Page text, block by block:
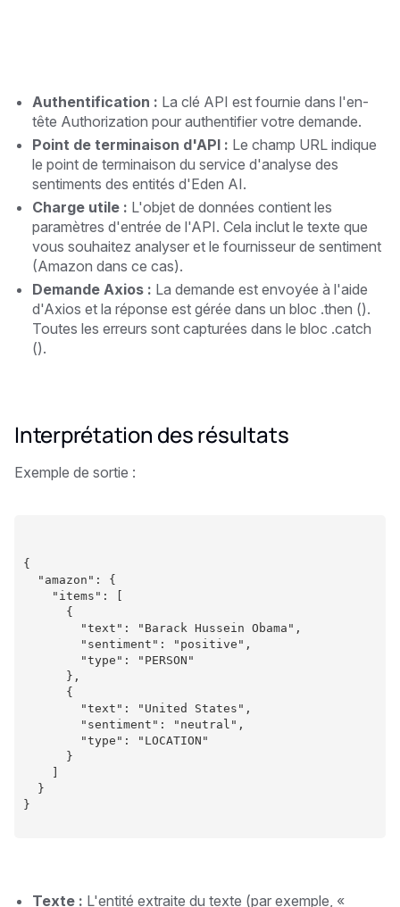
Authentification : La clé API est fournie dans l'en-
tête Authorization pour authentifier votre demande.
Point de terminaison d'API : Le champ URL indique
le point de terminaison du service d'analyse des
sentiments des entités d'Eden AI.
Charge utile : L'objet de données contient les
paramètres d'entrée de l'API. Cela inclut le texte que
vous souhaitez analyser et le fournisseur de sentiment
(Amazon dans ce cas).
Demande Axios : La demande est envoyée à l'aide
d'Axios et la réponse est gérée dans un bloc .then ().
Toutes les erreurs sont capturées dans le bloc .catch
().
Interprétation des résultats
Exemple de sortie :
{
  "amazon": {
    "items": [
      {
        "text": "Barack Hussein Obama",
        "sentiment": "positive",
        "type": "PERSON"
      },
      {
        "text": "United States",
        "sentiment": "neutral",
        "type": "LOCATION"
      }
    ]
  }
}
Texte : L'entité extraite du texte (par exemple, «